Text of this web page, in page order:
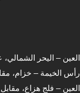
العين – اليحر الشمالي،
رأس الخيمة – خزام،
العين – فلج هزاع،